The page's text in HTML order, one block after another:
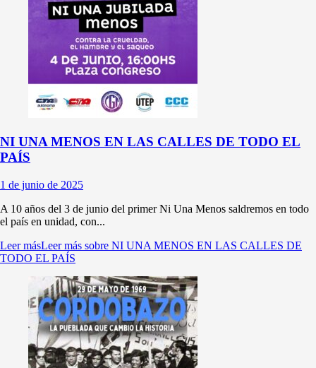
NI UNA MENOS EN LAS CALLES DE TODO EL
PAÍS
1 de junio de 2025
A 10 años del 3 de junio del primer Ni Una Menos saldremos en todo
el país en unidad, con...
Leer másLeer más sobre NI UNA MENOS EN LAS CALLES DE
TODO EL PAÍS